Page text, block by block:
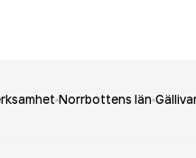
Norrbottens län